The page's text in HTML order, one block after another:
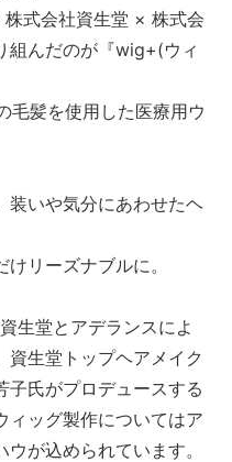
式会社資生堂 × 株式会
組んだのが『wig+(ウィ
髪を使用した医療用ウ
装いや気分にあわせたヘ
リーズナブルに。
生堂とアデランスによ
資生堂トップヘアメイク
子氏がプロデュースする
ィッグ製作についてはア
が込められています。